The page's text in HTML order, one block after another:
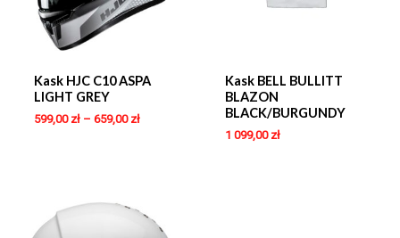
Kask HJC C10 ASPA
LIGHT GREY
599,00 zł– 659,00 zł
Kask BELL BULLITT
BLAZON
BLACK/BURGUNDY
1 099,00 zł